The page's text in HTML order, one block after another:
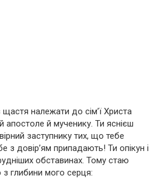
належати до сім’ї Христа
апостоле й мученику. Ти яснієш
заступнику тих, що тебе
з довір’ям припадають! Ти опікун і
обставинах. Тому стаю
глибини мого серця: